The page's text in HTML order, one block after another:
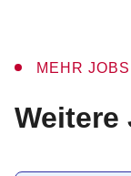
MEHR JOBS
:
Weitere